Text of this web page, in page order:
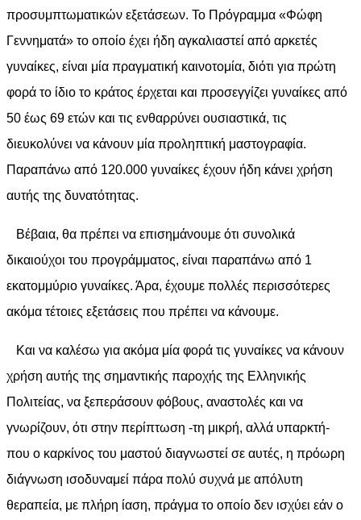
προσυμπτωματικών εξετάσεων. Το Πρόγραμμα «Φώφη
Γεννηματά» το οποίο έχει ήδη αγκαλιαστεί από αρκετές
γυναίκες, είναι μία πραγματική καινοτομία, διότι για πρώτη
φορά το ίδιο το κράτος έρχεται και προσεγγίζει γυναίκες από
50 έως 69 ετών και τις ενθαρρύνει ουσιαστικά, τις
διευκολύνει να κάνουν μία προληπτική μαστογραφία.
Παραπάνω από 120.000 γυναίκες έχουν ήδη κάνει χρήση
αυτής της δυνατότητας.
Βέβαια, θα πρέπει να επισημάνουμε ότι συνολικά
δικαιούχοι του προγράμματος, είναι παραπάνω από 1
εκατομμύριο γυναίκες. Άρα, έχουμε πολλές περισσότερες
ακόμα τέτοιες εξετάσεις που πρέπει να κάνουμε.
Και να καλέσω για ακόμα μία φορά τις γυναίκες να κάνουν
χρήση αυτής της σημαντικής παροχής της Ελληνικής
Πολιτείας, να ξεπεράσουν φόβους, αναστολές και να
γνωρίζουν, ότι στην περίπτωση -τη μικρή, αλλά υπαρκτή-
που ο καρκίνος του μαστού διαγνωστεί σε αυτές, η πρόωρη
διάγνωση ισοδυναμεί πάρα πολύ συχνά με απόλυτη
θεραπεία, με πλήρη ίαση, πράγμα το οποίο δεν ισχύει εάν ο